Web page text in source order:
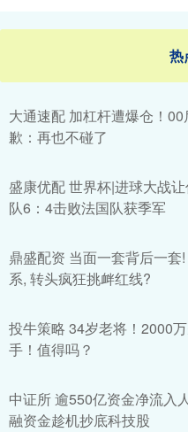
热
大通速配 加杠杆遭爆仓！00
歉：再也不碰了
盛康优配 世界杯|进球大战
队6：4击败法国队获季军
鼎盛配资 当面一套背后一套
系, 转头疯狂挑衅红线?
投牛策略 34岁老将！2000
手！值得吗？
中证所 逾550亿资金净流入
融资金趁机抄底科技股